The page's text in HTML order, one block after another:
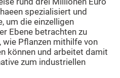
spezialisiert und
um die einzelligen
Ebene betrachten zu
wie Pflanzen mithilfe von
können und arbeitet damit
zum industriellen